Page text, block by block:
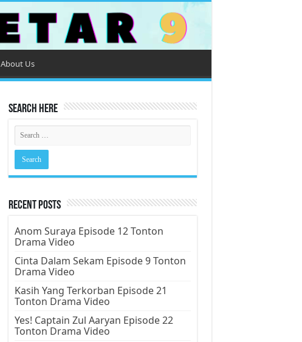
About Us
Search Here
Recent Posts
Anom Suraya Episode 12 Tonton
Drama Video
Cinta Dalam Sekam Episode 9 Tonton
Drama Video
Kasih Yang Terkorban Episode 21
Tonton Drama Video
Yes! Captain Zul Aaryan Episode 22
Tonton Drama Video